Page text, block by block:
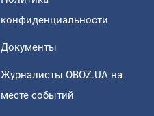
конфиденциальности
Документы
Журналисты OBOZ.UA на
месте событий